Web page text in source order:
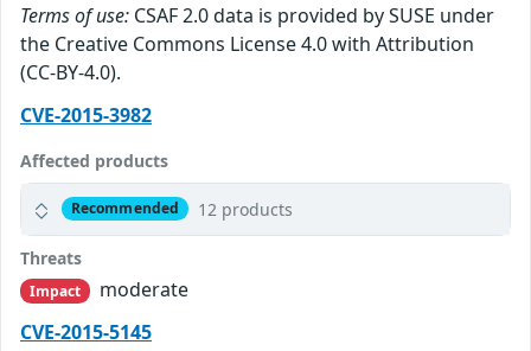
Terms of use: CSAF 2.0 data is provided by SUSE under
the Creative Commons License 4.0 with Attribution
(CC-BY-4.0).
CVE-2015-3982
Affected products
Recommended 12 products
Threats
Impact
moderate
CVE-2015-5145